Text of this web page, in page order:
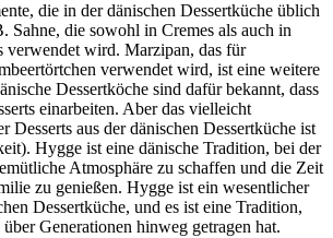
die in der dänischen Dessertküche üblich
Sahne, die sowohl in Cremes als auch in
verwendet wird. Marzipan, das für
verwendet wird, ist eine weitere
Dessertköche sind dafür bekannt, dass
einarbeiten. Aber das vielleicht
Desserts aus der dänischen Dessertküche ist
Hygge ist eine dänische Tradition, bei der
Atmosphäre zu schaffen und die Zeit
zu genießen. Hygge ist ein wesentlicher
Dessertküche, und es ist eine Tradition,
Generationen hinweg getragen hat.